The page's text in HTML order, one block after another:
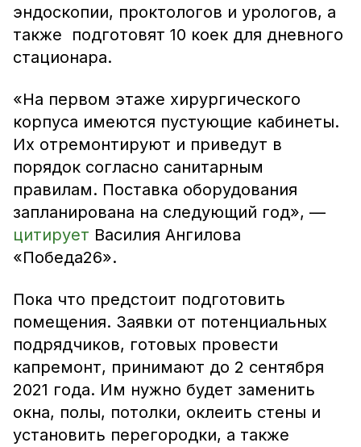
эндоскопии, проктологов и урологов, а
также подготовят 10 коек для дневного
стационара.
«На первом этаже хирургического
корпуса имеются пустующие кабинеты.
Их отремонтируют и приведут в
порядок согласно санитарным
правилам. Поставка оборудования
запланирована на следующий год», —
цитирует Василия Ангилова
«Победа26».
Пока что предстоит подготовить
помещения. Заявки от потенциальных
подрядчиков, готовых провести
капремонт, принимают до 2 сентября
2021 года. Им нужно будет заменить
окна, полы, потолки, оклеить стены и
установить перегородки, а также